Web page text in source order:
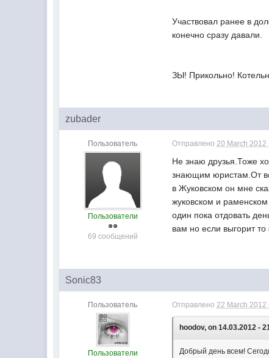
Участвовал ранее в
конечно сразу давали.
ЗЫ! Прикольно!
zubader
Пользователь
Пользователи
69 сообщений
Отправлено20 March 2012
Не знаю друзья.Тоже
знающим юристам.От
в Жуковском он мне
жуковском и
один пока отдовать
вам но если выгорит
Sonic83
Пользователь
Пользователи
Отправлено22 March 2012
hoodov, on 14.03.2012 -
Добрый день всем!